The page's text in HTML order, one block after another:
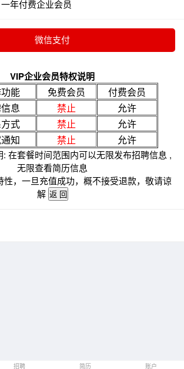
年付费企业会员
VIP企业会员特权说明
能 免费会员
付费会员
息
禁止
允许
式
禁止
允许
知
禁止 允许
在套餐时间范围内可以无限发布招聘信息 ,
无限查看简历信息
性，一旦充值成功，概不接受退款，敬请谅
解
招聘 简历 账户